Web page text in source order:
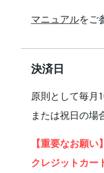
マニュアルをご
決済日
原則として毎月
または祝日の場
【重要なお願い】
クレジットカー